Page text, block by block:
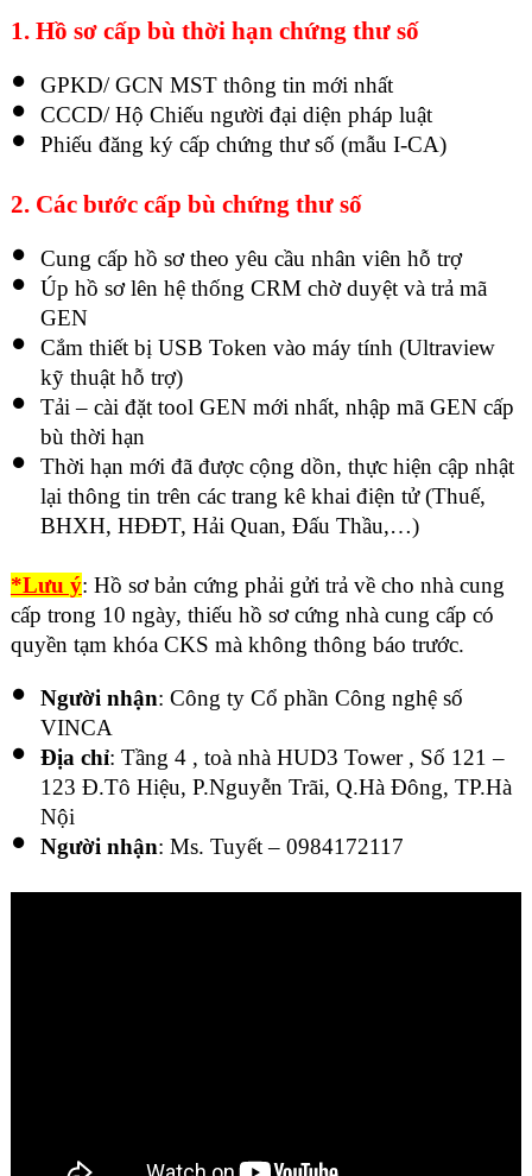
1. Hồ sơ cấp bù thời hạn chứng thư số
GPKD/ GCN MST thông tin mới nhất
CCCD/ Hộ Chiếu người đại diện pháp luật
Phiếu đăng ký cấp chứng thư số (mẫu I-CA)
2. Các bước cấp bù chứng thư số
Cung cấp hồ sơ theo yêu cầu nhân viên hỗ trợ
Úp hồ sơ lên hệ thống CRM chờ duyệt và trả mã
GEN
Cắm thiết bị USB Token vào máy tính (Ultraview
kỹ thuật hỗ trợ)
Tải – cài đặt tool GEN mới nhất, nhập mã GEN cấp
bù thời hạn
Thời hạn mới đã được cộng dồn, thực hiện cập nhật
lại thông tin trên các trang kê khai điện tử (Thuế,
BHXH, HĐĐT, Hải Quan, Đấu Thầu,…)
*Lưu ý: Hồ sơ bản cứng phải gửi trả về cho nhà cung
cấp trong 10 ngày, thiếu hồ sơ cứng nhà cung cấp có
quyền tạm khóa CKS mà không thông báo trước.
Người nhận: Công ty Cổ phần Công nghệ số
VINCA
Địa chỉ: Tầng 4 , toà nhà HUD3 Tower , Số 121 –
123 Đ.Tô Hiệu, P.Nguyễn Trãi, Q.Hà Đông, TP.Hà
Nội
Người nhận: Ms. Tuyết – 0984172117